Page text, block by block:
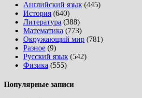
Английский язык (445)
История (640)
Литература (388)
Математика (773)
Окружающий мир (781)
Разное (9)
Русский язык (542)
Физика (555)
Популярные записи